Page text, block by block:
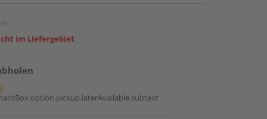
im Liefergebiet